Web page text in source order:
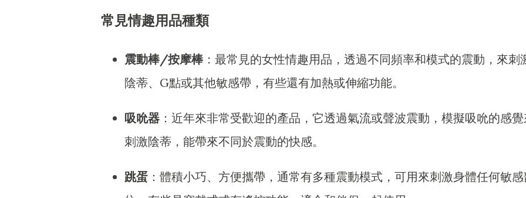
常見情趣用品種類
震動棒/按摩棒：最常見的女性情趣用品，透過不同頻率和模式的震動，來刺
陰蒂、G點或其他敏感帶，有些還有加熱或伸縮功能。
吸吮器 ：近年來非常受歡迎的產品，它透過氣流或聲波震動，模擬吸吮的感
刺激陰蒂，能帶來不同於震動的快感。
跳蛋 ：體積小巧、方便攜帶，通常有多種震動模式，可用來刺激身體任何敏